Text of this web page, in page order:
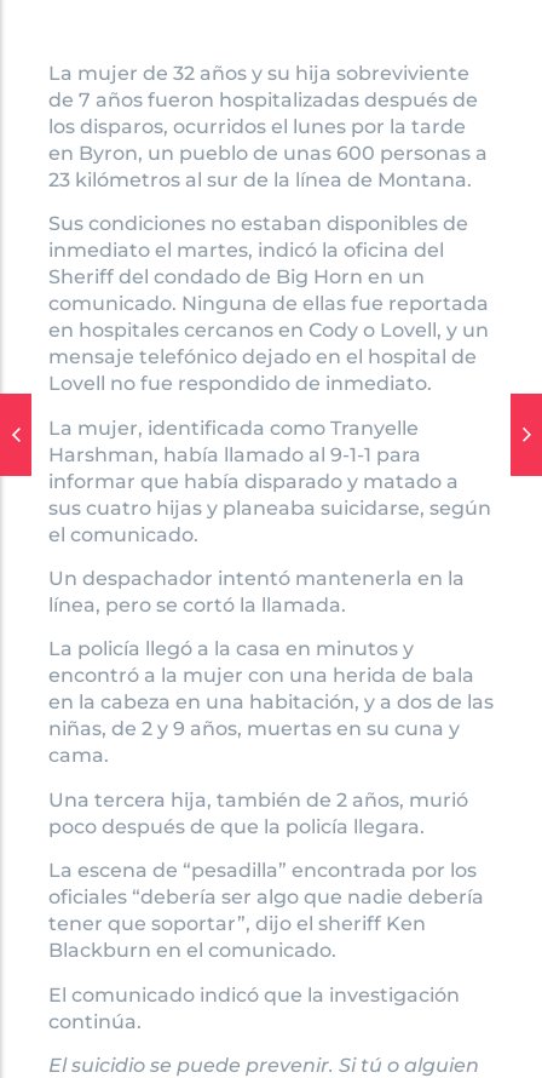
La mujer de 32 años y su hija sobreviviente
de 7 años fueron hospitalizadas después de
los disparos, ocurridos el lunes por la tarde
en Byron, un pueblo de unas 600 personas a
23 kilómetros al sur de la línea de Montana.
Sus condiciones no estaban disponibles de
inmediato el martes, indicó la oficina del
Sheriff del condado de Big Horn en un
comunicado. Ninguna de ellas fue reportada
en hospitales cercanos en Cody o Lovell, y un
mensaje telefónico dejado en el hospital de
Lovell no fue respondido de inmediato.
La mujer, identificada como Tranyelle
Harshman, había llamado al 9-1-1 para
informar que había disparado y matado a
sus cuatro hijas y planeaba suicidarse, según
el comunicado.
Un despachador intentó mantenerla en la
línea, pero se cortó la llamada.
La policía llegó a la casa en minutos y
encontró a la mujer con una herida de bala
en la cabeza en una habitación, y a dos de las
niñas, de 2 y 9 años, muertas en su cuna y
cama.
Una tercera hija, también de 2 años, murió
poco después de que la policía llegara.
La escena de “pesadilla” encontrada por los
oficiales “debería ser algo que nadie debería
tener que soportar”, dijo el sheriff Ken
Blackburn en el comunicado.
El comunicado indicó que la investigación
continúa.
El suicidio se puede prevenir. Si tú o alguien